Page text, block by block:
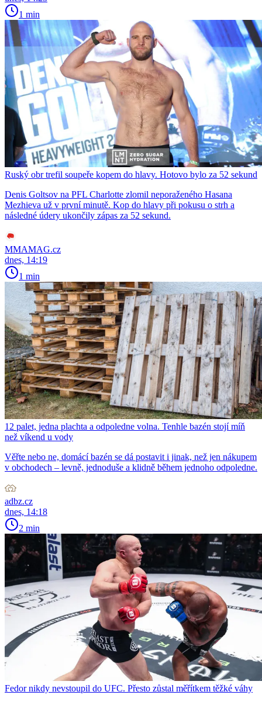
1 min
Ruský obr trefil soupeře kopem do hlavy. Hotovo bylo za 52 sekund
Denis Goltsov na PFL Charlotte zlomil neporaženého Hasana
Mezhieva už v první minutě. Kop do hlavy při pokusu o strh a
následné údery ukončily zápas za 52 sekund.
MMAMAG.cz
dnes, 14:19
1 min
12 palet, jedna plachta a odpoledne volna. Tenhle bazén stojí míň
než víkend u vody
Věřte nebo ne, domácí bazén se dá postavit i jinak, než jen nákupem
v obchodech – levně, jednoduše a klidně během jednoho odpoledne.
adbz.cz
dnes, 14:18
2 min
Fedor nikdy nevstoupil do UFC. Přesto zůstal měřítkem těžké váhy